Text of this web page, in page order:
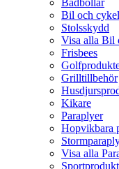
Badbollar
Bil och cykel
Stolsskydd
Visa alla Bil
Frisbees
Grilltillbehör
Kikare
Paraplyer
Hopvikbara
Visa alla